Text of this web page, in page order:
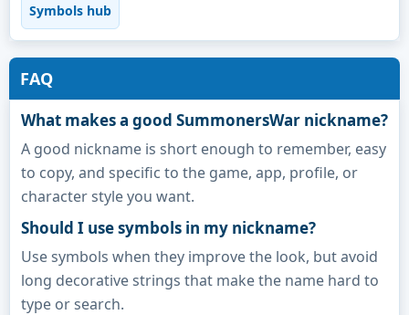
Symbols hub
FAQ
What makes a good SummonersWar nickname?
A good nickname is short enough to remember, easy
to copy, and specific to the game, app, profile, or
character style you want.
Should I use symbols in my nickname?
Use symbols when they improve the look, but avoid
long decorative strings that make the name hard to
type or search.